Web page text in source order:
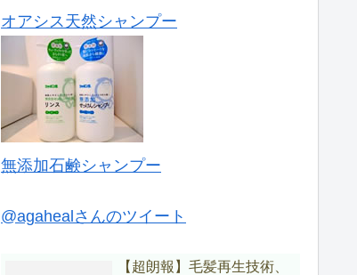
オアシス天然シャンプー
無添加石鹸シャンプー
@agahealさんのツイート
【超朗報】毛髪再生技術、